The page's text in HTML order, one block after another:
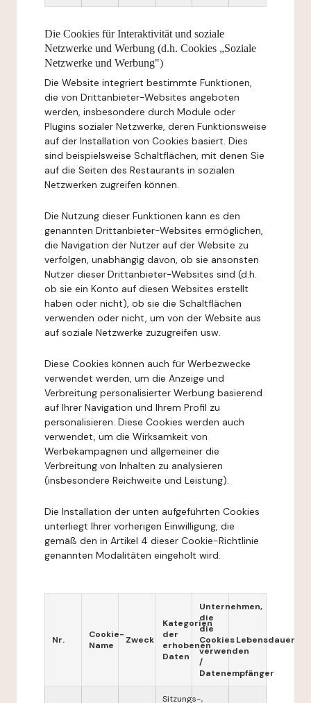
Die Cookies für Interaktivität und soziale
Netzwerke und Werbung (d.h. Cookies „Soziale
Netzwerke und Werbung")
Die Website integriert bestimmte Funktionen,
die von Drittanbieter-Websites angeboten
werden, insbesondere durch Module oder
Plugins sozialer Netzwerke, deren Funktionsweise
auf der Installation von Cookies basiert. Dies
sind beispielsweise Schaltflächen, mit denen Sie
auf die Seiten des Restaurants in sozialen
Netzwerken zugreifen können.
Die Nutzung dieser Funktionen kann es den
genannten Drittanbieter-Websites ermöglichen,
die Navigation der Nutzer auf der Website zu
verfolgen, unabhängig davon, ob sie ansonsten
Nutzer dieser Drittanbieter-Websites sind (d.h.
ob sie ein Konto auf diesen Websites erstellt
haben oder nicht), ob sie die Schaltflächen
verwenden oder nicht, um von der Website aus
auf soziale Netzwerke zuzugreifen usw.
Diese Cookies können auch für Werbezwecke
verwendet werden, um die Anzeige und
Verbreitung personalisierter Werbung basierend
auf Ihrer Navigation und Ihrem Profil zu
personalisieren. Diese Cookies werden auch
verwendet, um die Wirksamkeit von
Werbekampagnen und allgemeiner die
Verbreitung von Inhalten zu analysieren
(insbesondere Reichweite und Leistung).
Die Installation der unten aufgeführten Cookies
unterliegt Ihrer vorherigen Einwilligung, die
gemäß den in Artikel 4 dieser Cookie-Richtlinie
genannten Modalitäten eingeholt wird.
Nr.
Cookie-
Name
Zweck
Kategorien
der
erhobenen
Daten
Unternehmen,
die
die
Cookies
verwenden
/
Datenempfänger
Lebensdauer
Sitzungs-,